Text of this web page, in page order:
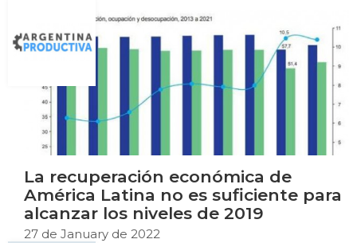
La recuperación económica de
América Latina no es suficiente para
alcanzar los niveles de 2019
27 de January de 2022